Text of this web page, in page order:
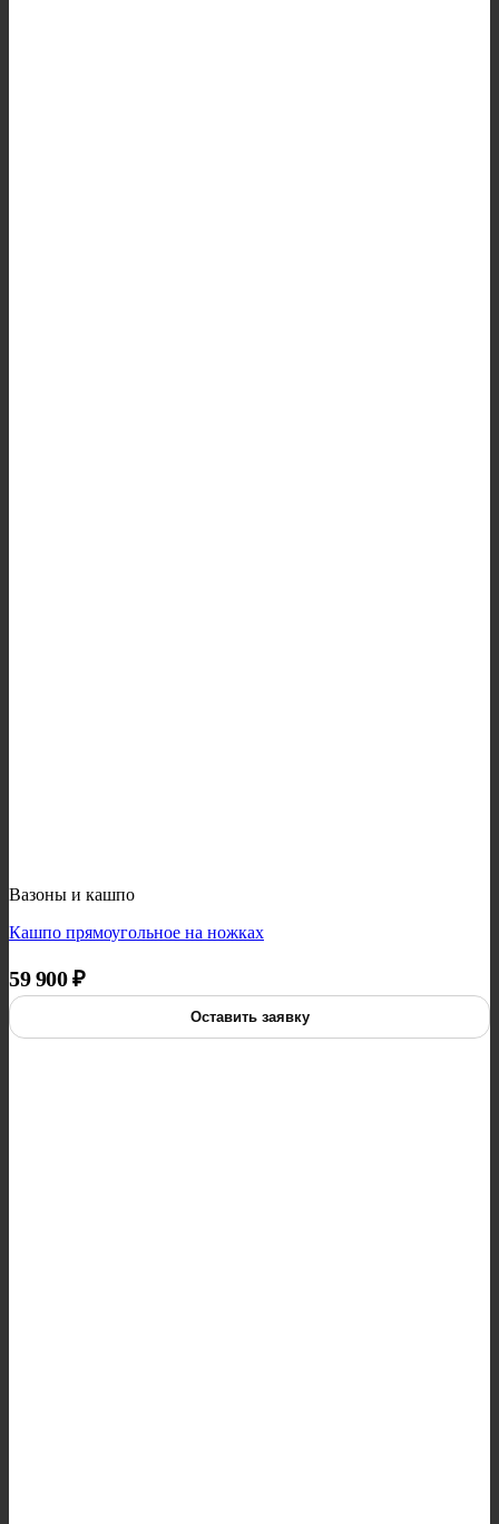
Вазоны и кашпо
Кашпо прямоугольное на ножках
59 900₽
Оставить заявку